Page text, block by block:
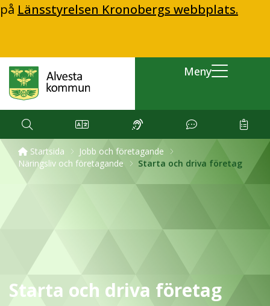
på Länsstyrelsen Kronobergs webbplats.
Meny
Startsida
Jobb och företagande
Näringsliv och företagande
Starta och driva företag
Starta och driva företag